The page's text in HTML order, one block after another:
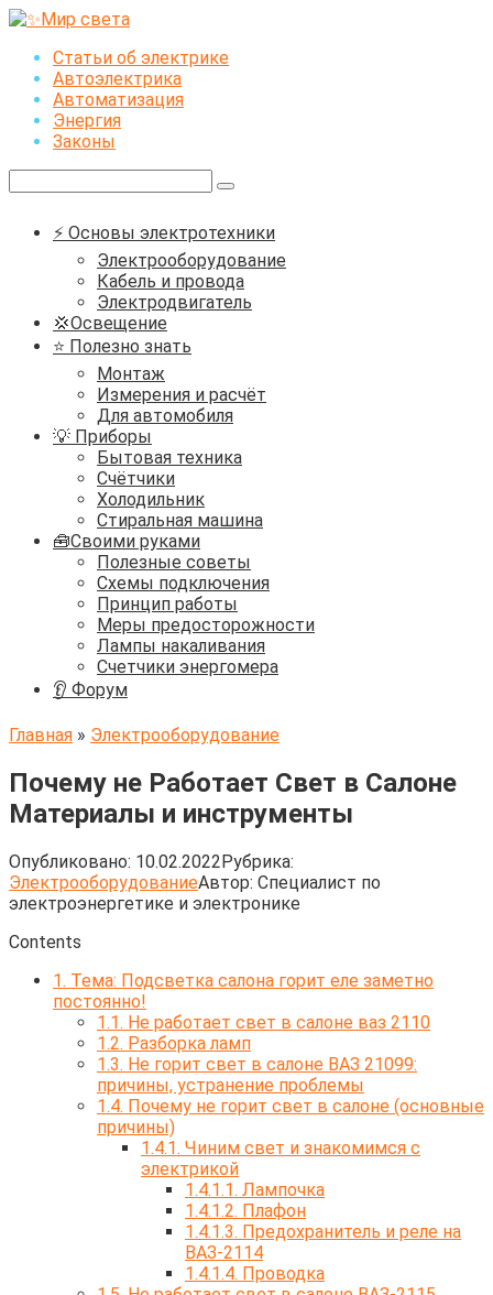
Перейти
контентуСтатьи об электрике
Автоэлектрика
Автоматизация
Энергия
Законы
⚡ Основы электротехники
Электрооборудование
Кабель и провода
Электродвигатель
💢Освещение
⭐ Полезно знать
Монтаж
Измерения и расчёт
Для автомобиля
💡 Приборы
Бытовая техника
Счётчики
Холодильник
Стиральная машина
🧰Своими руками
Полезные советы
Схемы подключения
Принцип работы
Меры предосторожности
Лампы накаливания
Счетчики энергомера
👂 Форум
Главная » Электрооборудование
Почему не Работает Свет в Салоне
Материалы и инструменты
Опубликовано: 10.02.2022Рубрика:
ЭлектрооборудованиеАвтор: Cпециалист по
электроэнергетике и электронике
Contents
1. Тема: Подсветка салона горит еле заметно
постоянно!
1.1. Не работает свет в салоне ваз 2110
1.2. Разборка ламп
1.3. Не горит свет в салоне ВАЗ 21099:
причины, устранение проблемы
1.4. Почему не горит свет в салоне (основные
причины)
1.4.1. Чиним свет и знакомимся с
электрикой
1.4.1.1. Лампочка
1.4.1.2. Плафон
1.4.1.3. Предохранитель и реле на
ВАЗ-2114
1.4.1.4. Проводка